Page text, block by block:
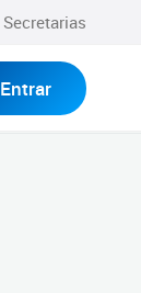
Secretarias
Entrar